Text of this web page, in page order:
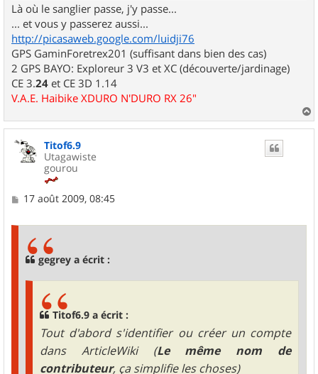
Là où le sanglier passe, j'y passe...
... et vous y passerez aussi...
http://picasaweb.google.com/luidji76
GPS GaminForetrex201 (suffisant dans bien des cas)
2 GPS BAYO: Exploreur 3 V3 et XC (découverte/jardinage)
CE 3.24 et CE 3D 1.14
V.A.E. Haibike XDURO N'DURO RX 26"
a
Titof6.9
Utagawiste
gourou
M17 août 2009, 08:45
gegrey a écrit :
Titof6.9 a écrit :
Tout d'abord s'identifier ou créer un compte
dans ArticleWiki (Le même nom de
contributeur, ça simplifie les choses)